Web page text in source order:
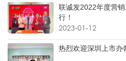
联诚发2022年度营
行！
2023-01-12
热烈欢迎深圳上市办